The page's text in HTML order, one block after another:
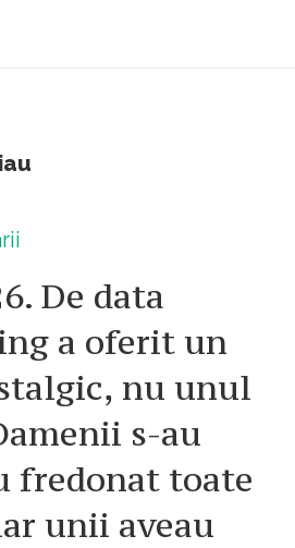
De data
a oferit un
nu unul
s-au
fredonat toate
unii aveau